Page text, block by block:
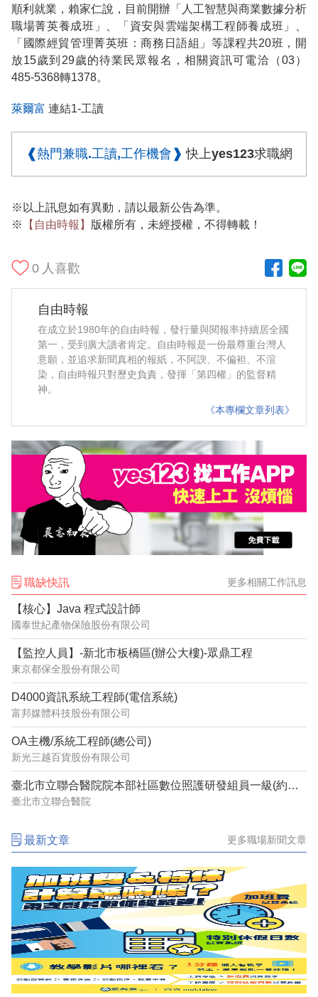
順利就業，賴家仁說，目前開辦「人工智慧與商業數據分析
職場菁英養成班」、「資安與雲端架構工程師養成班」、
「國際經貿管理菁英班：商務日語組」等課程共20班，開
放15歲到29歲的待業民眾報名，相關資訊可電洽（03）
485-5368轉1378。
萊爾富 連結1-工讀
❰熱門兼職.工讀,工作機會❱ 快上yes123求職網
※以上訊息如有異動，請以最新公告為準。
※
【自由時報】 版權所有，未經授權，不得轉載！
0 人喜歡
自由時報
在成立於1980年的自由時報，發行量與閱報率持續居全國
第一，受到廣大讀者肯定。自由時報是一份最尊重台灣人
意願，並追求新聞真相的報紙，不阿諛、不偏袒、不渲
染，自由時報只對歷史負責，發揮「第四權」的監督精
神。
《本專欄文章列表》
職缺快訊 更多相關工作訊息
【核心】Java 程式設計師
國泰世紀產物保險股份有限公司
【監控人員】-新北市板橋區(辦公大樓)-眾鼎工程
東京都保全股份有限公司
D4000資訊系統工程師(電信系統)
富邦媒體科技股份有限公司
OA主機/系統工程師(總公司)
新光三越百貨股份有限公司
臺北市立聯合醫院院本部社區數位照護研發組員一級(約用)管理師(系統分析設計)1150632
臺北市立聯合醫院
最新文章 更多職場新聞文章